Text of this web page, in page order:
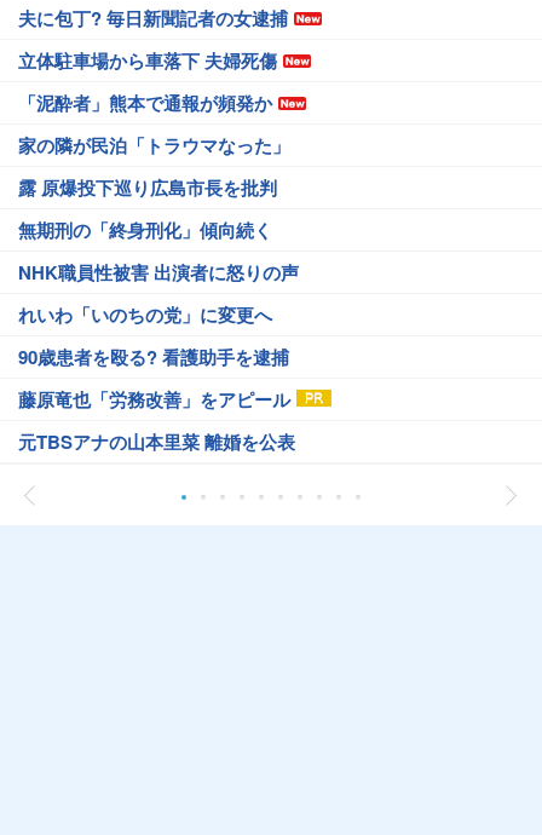
夫に包丁? 毎日新聞記者の女逮捕
立体駐車場から車落下 夫婦死傷
「泥酔者」熊本で通報が頻発か
家の隣が民泊「トラウマなった」
露 原爆投下巡り広島市長を批判
無期刑の「終身刑化」傾向続く
NHK職員性被害 出演者に怒りの声
れいわ「いのちの党」に変更へ
90歳患者を殴る? 看護助手を逮捕
藤原竜也「労務改善」をアピール
元TBSアナの山本里菜 離婚を公表